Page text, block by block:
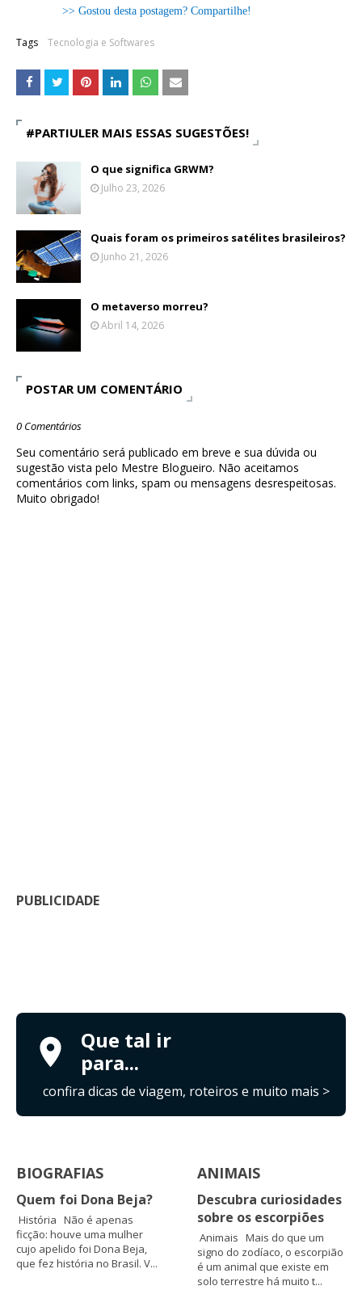
>> Gostou desta postagem? Compartilhe!
Tags Tecnologia e Softwares
#PARTIULER MAIS ESSAS SUGESTÕES!
O que significa GRWM?
Julho 23, 2026
Quais foram os primeiros satélites brasileiros?
Junho 21, 2026
O metaverso morreu?
Abril 14, 2026
POSTAR UM COMENTÁRIO
0 Comentários
Seu comentário será publicado em breve e sua dúvida ou
sugestão vista pelo Mestre Blogueiro. Não aceitamos
comentários com links, spam ou mensagens desrespeitosas.
Muito obrigado!
PUBLICIDADE
Que tal ir
para...
confira dicas de viagem, roteiros e muito mais >
BIOGRAFIAS
Quem foi Dona Beja?
História Não é apenas
ficção: houve uma mulher
cujo apelido foi Dona Beja,
que fez história no Brasil. V...
ANIMAIS
Descubra curiosidades
sobre os escorpiões
Animais Mais do que um
signo do zodíaco, o escorpião
é um animal que existe em
solo terrestre há muito t...